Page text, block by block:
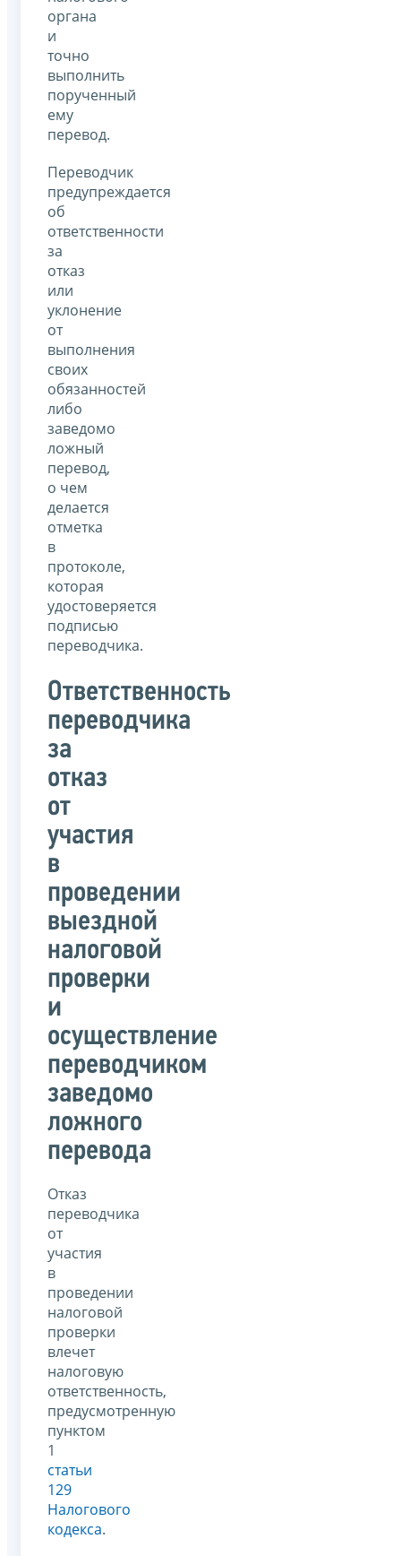
органа
и
точно
выполнить
порученный
ему
перевод.
Переводчик
предупреждается
об
ответственности
за
отказ
или
уклонение
от
выполнения
своих
обязанностей
либо
заведомо
ложный
перевод,
о чем
делается
отметка
в
протоколе,
которая
удостоверяется
подписью
переводчика.
Ответственность
переводчика
за
отказ
от
участия
в
проведении
выездной
налоговой
проверки
и
осуществление
переводчиком
заведомо
ложного
перевода
Отказ
переводчика
от
участия
в
проведении
налоговой
проверки
влечет
налоговую
ответственность,
предусмотренную
пунктом
1
статьи
129
Налогового
кодекса.